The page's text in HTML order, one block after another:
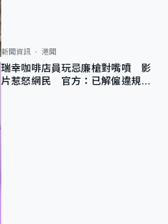
新聞資訊 港聞
瑞幸咖啡店員玩忌廉槍對嘴噴 影
片惹怒網民 官方：已解僱違規員